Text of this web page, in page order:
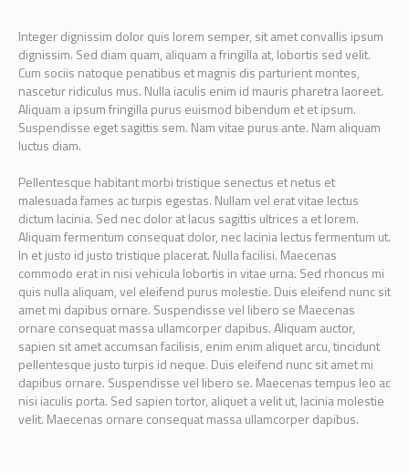
Integer dignissim dolor quis lorem semper, sit amet convallis ipsum
dignissim. Sed diam quam, aliquam a fringilla at, lobortis sed velit.
Cum sociis natoque penatibus et magnis dis parturient montes,
nascetur ridiculus mus. Nulla iaculis enim id mauris pharetra laoreet.
Aliquam a ipsum fringilla purus euismod bibendum et et ipsum.
Suspendisse eget sagittis sem. Nam vitae purus ante. Nam aliquam
luctus diam.
Pellentesque habitant morbi tristique senectus et netus et
malesuada fames ac turpis egestas. Nullam vel erat vitae lectus
dictum lacinia. Sed nec dolor at lacus sagittis ultrices a et lorem.
Aliquam fermentum consequat dolor, nec lacinia lectus fermentum ut.
In et justo id justo tristique placerat. Nulla facilisi. Maecenas
commodo erat in nisi vehicula lobortis in vitae urna. Sed rhoncus mi
quis nulla aliquam, vel eleifend purus molestie. Duis eleifend nunc sit
amet mi dapibus ornare. Suspendisse vel libero se Maecenas
ornare consequat massa ullamcorper dapibus. Aliquam auctor,
sapien sit amet accumsan facilisis, enim enim aliquet arcu, tincidunt
pellentesque justo turpis id neque. Duis eleifend nunc sit amet mi
dapibus ornare. Suspendisse vel libero se. Maecenas tempus leo ac
nisi iaculis porta. Sed sapien tortor, aliquet a velit ut, lacinia molestie
velit. Maecenas ornare consequat massa ullamcorper dapibus.